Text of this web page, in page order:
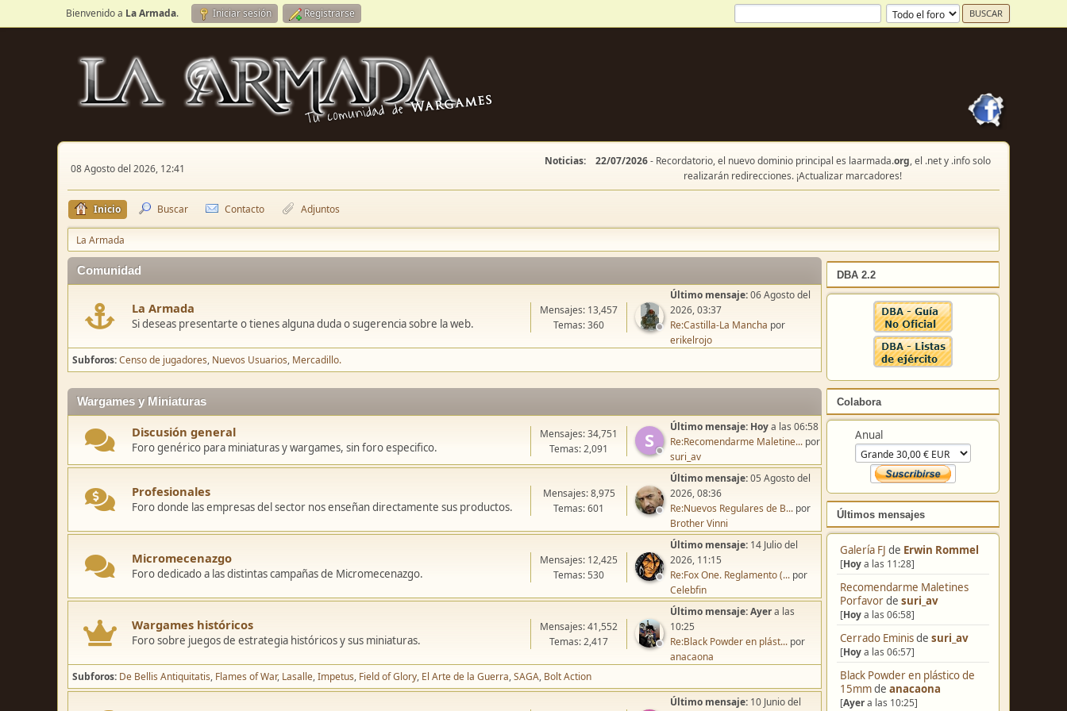
Bienvenido a La Armada. Iniciar sesión Registrarse
08 Agosto del 2026, 12:41
Noticias: 22/07/2026- Recordatorio, el nuevo dominio principal es laarmada.org, el .net y .info solo
realizarán redirecciones. ¡Actualizar marcadores!
Inicio Buscar Contacto Adjuntos
La Armada
DBA 2.2
Colabora
Anual
Últimos mensajes
Galería FJ de Erwin Rommel
[Hoya las 11:28]
Recomendarme Maletines
Porfavorde suri_av
[Hoya las 06:58]
Cerrado Eminisde suri_av
[Hoya las 06:57]
Black Powder en plástico de
15mmde anacaona
[Ayera las 10:25]
Comunidad
La Armada
Si deseas presentarte o tienes alguna duda o sugerencia sobre la web.
Mensajes: 13,457
Temas: 360
Último mensaje:06 Agosto del
2026, 03:37
Re:Castilla-La Mancha por
erikelrojo
Subforos Censo de jugadores Nuevos Usuarios Mercadillo.
Wargames y Miniaturas
S
Discusión general
Foro genérico para miniaturas y wargames, sin foro especifico.
Mensajes: 34,751
Temas: 2,091
Último mensaje: Hoya las 06:58
Re:Recomendarme Maletine... por
suri_av
Profesionales
Foro donde las empresas del sector nos enseñan directamente sus productos.
Mensajes: 8,975
Temas: 601
Último mensaje:05 Agosto del
2026, 08:36
Re:Nuevos Regulares de B... por
Brother Vinni
Micromecenazgo
Foro dedicado a las distintas campañas de Micromecenazgo.
Mensajes: 12,425
Temas: 530
Último mensaje: 14 Julio del
2026, 11:15
Re:Fox One. Reglamento (... por
Celebfin
Wargames históricos
Foro sobre juegos de estrategia históricos y sus miniaturas.
Mensajes: 41,552
Temas: 2,417
Último mensaje:Ayera las
10:25
Re:Black Powder en plást... por
anacaona
Subforos De Bellis Antiquitatis Flames of War Lasalle Impetus Field of Glory El Arte de la Guerra SAGA Bolt Action
Último mensaje: 10 Junio del